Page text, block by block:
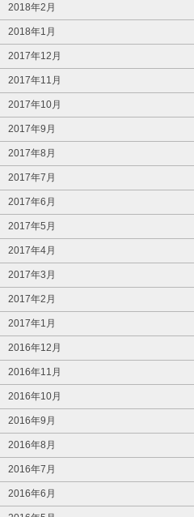
2018年2月
2018年1月
2017年12月
2017年11月
2017年10月
2017年9月
2017年8月
2017年7月
2017年6月
2017年5月
2017年4月
2017年3月
2017年2月
2017年1月
2016年12月
2016年11月
2016年10月
2016年9月
2016年8月
2016年7月
2016年6月